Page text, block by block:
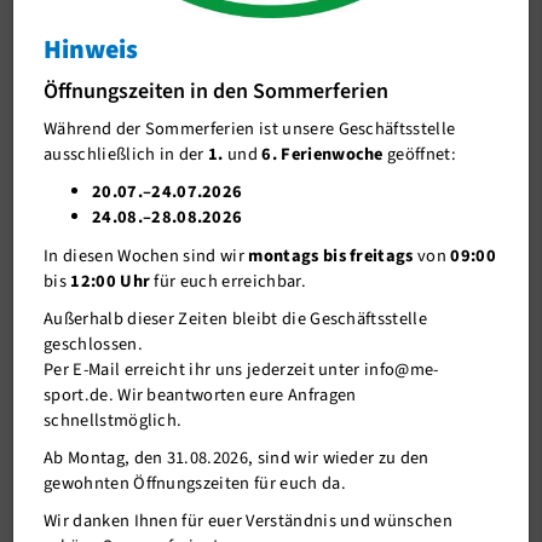
Reha
Sport nach Schlag
30.11.2021
J-Team
Stellenangebote
Förderverein me-sport e.V.
Mitgliederservice
Verantwortung
Hinweis
Öffnungszeiten in den Sommerferien
Während der Sommerferien ist unsere Geschäftsstelle
ausschließlich in der 1. und6. Ferienwochegeöffnet:
20.07.–24.07.2026
24.08.–28.08.2026
In diesen Wochen sind wirmontags bis freitagsvon09:00
bis12:00 Uhrfür euch erreichbar.
Außerhalb dieser Zeiten bleibt die Geschäftsstelle
geschlossen.
Per E-Mail erreicht ihr uns jederzeit unter info@me-
sport.de. Wir beantworten eure Anfragen
schnellstmöglich.
Ab Montag, den 31.08.2026, sind wir wieder zu den
gewohnten Öffnungszeiten für euch da.
Wir danken Ihnen für euer Verständnis und wünschen